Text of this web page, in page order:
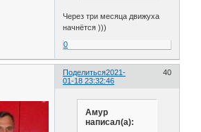
Через три месяца движуха
начнётся )))
0
Поделиться 40
2021-
01-18 23:32:46
Амур
написал(а):